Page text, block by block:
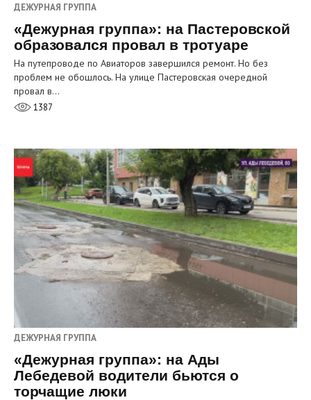
ДЕЖУРНАЯ ГРУППА
«Дежурная группа»: на Пастеровской
образовался провал в тротуаре
На путепроводе по Авиаторов завершился ремонт. Но без
проблем не обошлось. На улице Пастеровская очередной
провал в…
1387
ДЕЖУРНАЯ ГРУППА
«Дежурная группа»: на Ады
Лебедевой водители бьются о
торчащие люки